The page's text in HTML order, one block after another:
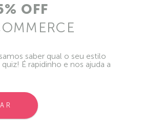
OFF
saber qual o seu estilo
É rapidinho e nos ajuda a